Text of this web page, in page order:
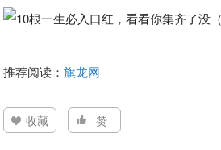
推荐阅读：旗龙网
收藏 赞